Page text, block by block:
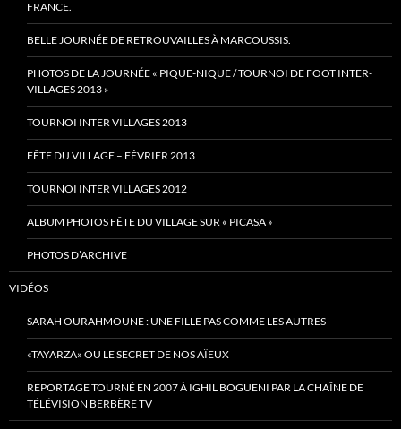
FRANCE.
BELLE JOURNÉE DE RETROUVAILLES À MARCOUSSIS.
PHOTOS DE LA JOURNÉE « PIQUE-NIQUE / TOURNOI DE FOOT INTER-
VILLAGES 2013 »
TOURNOI INTER VILLAGES 2013
FÊTE DU VILLAGE – FÉVRIER 2013
TOURNOI INTER VILLAGES 2012
ALBUM PHOTOS FÊTE DU VILLAGE SUR « PICASA »
PHOTOS D’ARCHIVE
VIDÉOS
SARAH OURAHMOUNE : UNE FILLE PAS COMME LES AUTRES
«TAYARZA» OU LE SECRET DE NOS AÏEUX
REPORTAGE TOURNÉ EN 2007 À IGHIL BOGUENI PAR LA CHAÎNE DE
TÉLÉVISION BERBÈRE TV